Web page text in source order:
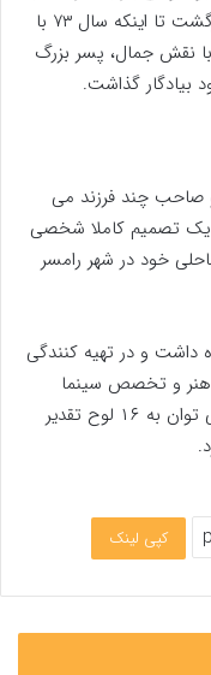
با سریال هشت بهشت به قاب تلویزیون بازگشت تا اینکه سال ۷۳ با
نقش جمال، پسر بزرگ
بیادگار گذاشت.
صاحب چند فرزند می
یک تصمیم کاملا شخصی
خود در شهر رامسر
داشت و در تهیه کنندگی
هنر و تخصص سینما
فعالیت داشته است. از جمله افتخارات او می توان به ۱۶ لوح تقدیر
کپی لینک